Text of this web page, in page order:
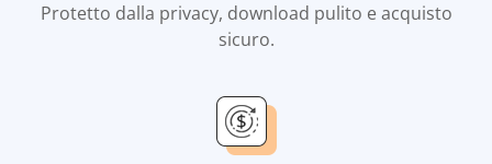
Protetto dalla privacy, download pulito e acquisto
sicuro.